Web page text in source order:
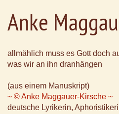
Anke
allmählich muss es Gott doch
was wir an ihn dranhängen
(aus einem Manuskript)
~ © Anke Maggauer-Kirsche ~
deutsche Lyrikerin,